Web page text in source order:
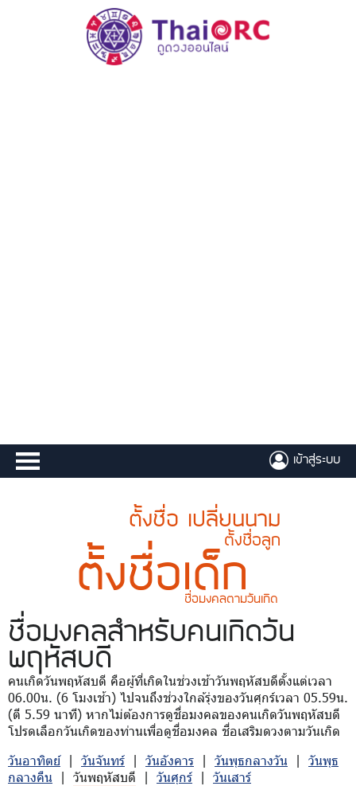
เข้าสู่ระบบ
ตั้งชื่อ เปลี่ยนนาม
ตั้งชื่อลูก
ตั้งชื่อเด็ก
ชื่อมงคลตามวันเกิด
ชื่อมงคลสำหรับคนเกิดวัน
พฤหัสบดี
คนเกิดวันพฤหัสบดี คือผู้ที่เกิดในช่วงเช้าวันพฤหัสบดีตั้งแต่เวลา
06.00น. (6 โมงเช้า) ไปจนถึงช่วงใกล้รุ่งของวันศุกร์เวลา 05.59น.
(ตี 5.59 นาที) หากไม่ต้องการดูชื่อมงคลของคนเกิดวันพฤหัสบดี
โปรดเลือกวันเกิดของท่านเพื่อดูชื่อมงคล ชื่อเสริมดวงตามวันเกิด
วันอาทิตย์| วันจันทร์ | วันอังคาร | วันพุธกลางวัน | วันพุธ
กลางคืน | วันพฤหัสบดี | วันศุกร์ | วันเสาร์